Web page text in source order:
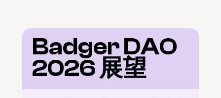
Badger DAO
2026 展望